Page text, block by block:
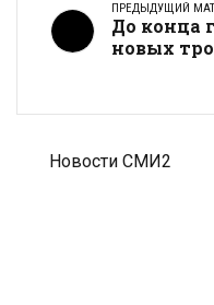
ПРЕДЫДУЩИЙ
До конца
новых
Новости СМИ2